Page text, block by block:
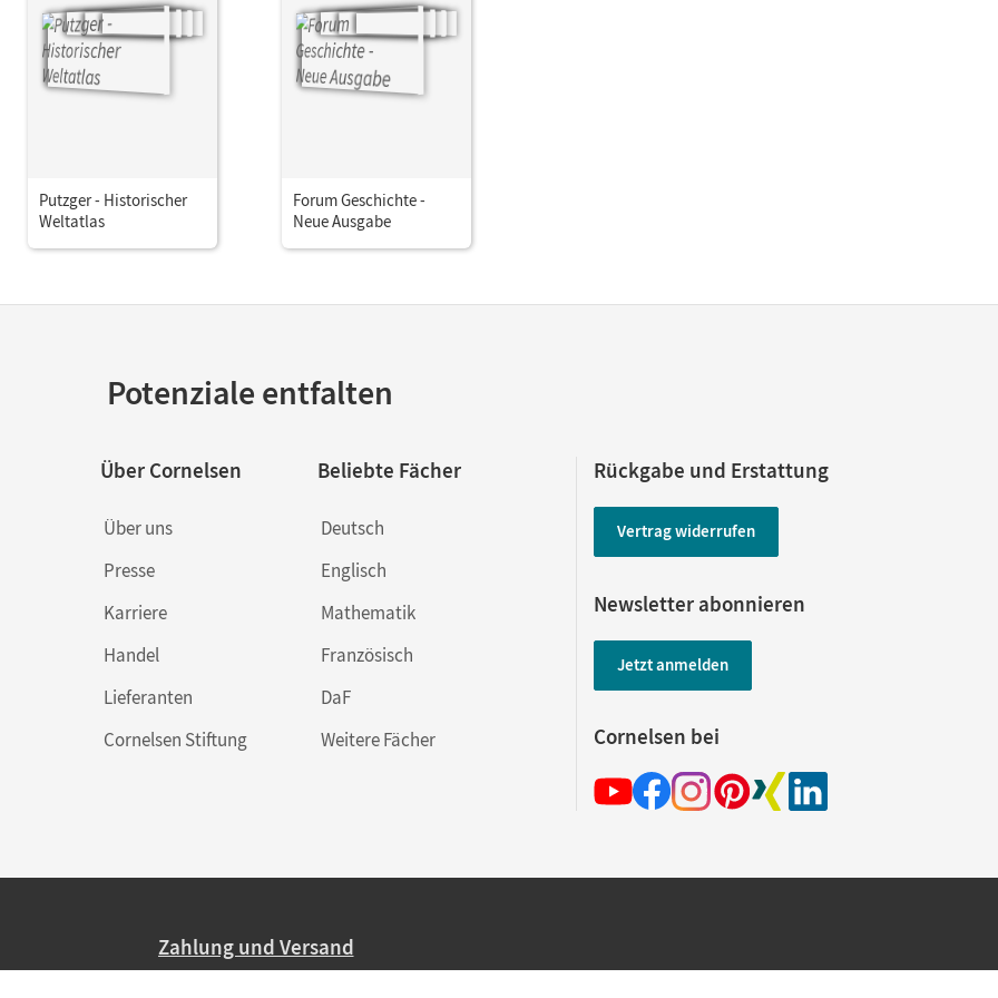
Putzger - Historischer
Weltatlas
Forum Geschichte -
Neue Ausgabe
Potenziale entfalten
Über Cornelsen
Über uns
Presse
Karriere
Handel
Lieferanten
Cornelsen Stiftung
Beliebte Fächer
Deutsch
Englisch
Mathematik
Französisch
DaF
Weitere Fächer
Rückgabe und Erstattung
Vertrag widerrufen
Newsletter abonnieren
Jetzt anmelden
Cornelsen bei
Zahlung und Versand